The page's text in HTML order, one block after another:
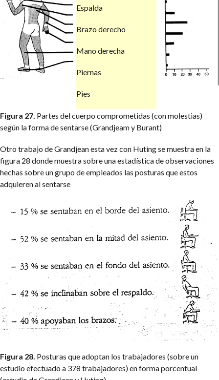
Espalda
Brazo derecho
Mano derecha
Piernas
Pies
Figura 27. Partes del cuerpo comprometidas (con molestias)
según la forma de sentarse (Grandjeam y Burant)
Otro trabajo de Grandjean esta vez con Huting se muestra en la
figura 28 donde muestra sobre una estadística de observaciones
hechas sobre un grupo de empleados las posturas que estos
adquieren al sentarse
Figura 28. Posturas que adoptan los trabajadores (sobre un
estudio efectuado a 378 trabajadores) en forma porcentual